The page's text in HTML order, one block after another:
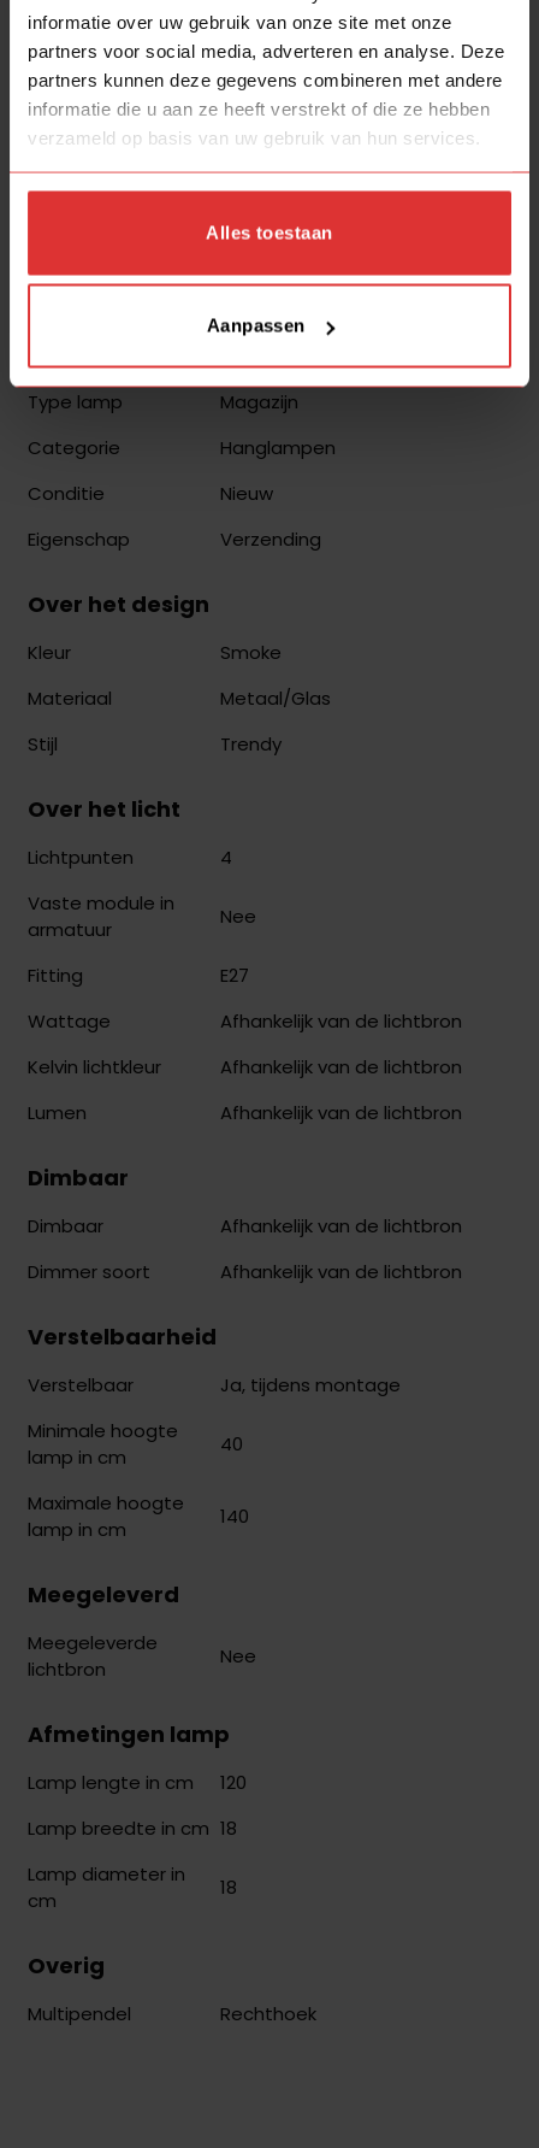
informatie over uw gebruik van onze site met onze
partners voor social media, adverteren en analyse. Deze
partners kunnen deze gegevens combineren met andere
informatie die u aan ze heeft verstrekt of die ze hebben
verzameld op basis van uw gebruik van hun services.
Alles toestaan
Aanpassen
Aanvullende informatie
Algemeen
SKU leverancier
H2004SK
EAN
8720143025198
Freelight
Familie
Dorato
Type lamp
Magazijn
Categorie
Hanglampen
Conditie
Nieuw
Eigenschap
Verzending
Over het design
Kleur
Smoke
Materiaal
Metaal/Glas
Stijl
Trendy
Over het licht
Lichtpunten
4
Vaste module in
armatuur
Nee
Fitting
E27
Wattage
Afhankelijk van de lichtbron
Kelvin lichtkleur
Afhankelijk van de lichtbron
Lumen
Afhankelijk van de lichtbron
Dimbaar
Dimbaar
Afhankelijk van de lichtbron
Dimmer soort
Afhankelijk van de lichtbron
Verstelbaarheid
Verstelbaar
Ja, tijdens montage
Minimale hoogte
lamp in cm
40
Maximale hoogte
lamp in cm
140
Meegeleverd
Meegeleverde
lichtbron
Nee
Afmetingen lamp
Lamp lengte in cm
120
Lamp breedte in cm 18
Lamp diameter in
cm
18
Overig
Multipendel Rechthoek